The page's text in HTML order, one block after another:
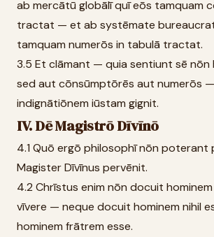
ab mercātū globālī quī eōs tamquam
tractat — et ab systēmate
tamquam numerōs in tabulā tractat.
3.5 Et clāmant — quia sentiunt sē nōn
sed aut cōnsūmptōrēs aut numerōs
indignātiōnem iūstam gignit.
IV. Dē Magistrō Dīvīnō
4.1 Quō ergō philosophī nōn poterant
Magister Dīvīnus pervēnit.
4.2 Chrīstus enim nōn docuit
vīvere — neque docuit hominem nihil
hominem frātrem esse.